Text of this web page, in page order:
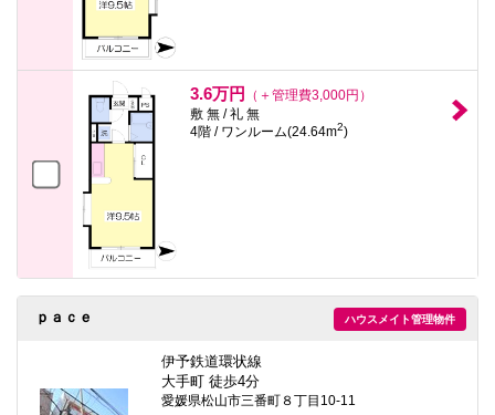
3.6万円
（＋管理費3,000円）
敷 無 / 礼 無
4階 / ワンルーム(24.64m2)
ハウスメイト管理物件
ｐａｃｅ
伊予鉄道環状線
大手町 徒歩4分
愛媛県松山市三番町８丁目10-11